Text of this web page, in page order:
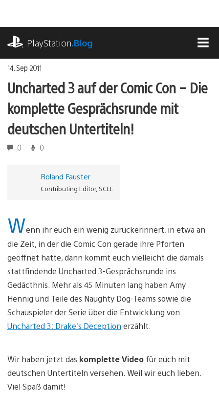
springen
PlayStation.Blog
14. Sep 2011
Uncharted 3 auf der Comic Con – Die
komplette Gesprächsrunde mit
deutschen Untertiteln!
0 0
Roland Fauster
Contributing Editor, SCEE
Wenn ihr euch ein wenig zurückerinnert, in etwa an
die Zeit, in der die Comic Con gerade ihre Pforten
geöffnet hatte, dann kommt euch vielleicht die damals
stattfindende Uncharted 3-Gesprächsrunde ins
Gedäcthnis. Mehr als 45 Minuten lang haben Amy
Hennig und Teile des Naughty Dog-Teams sowie die
Schauspieler der Serie über die Entwicklung von
Uncharted 3: Drake’s Deception erzählt.
Wir haben jetzt das komplette Video für euch mit
deutschen Untertiteln versehen. Weil wir euch lieben.
Viel Spaß damit!